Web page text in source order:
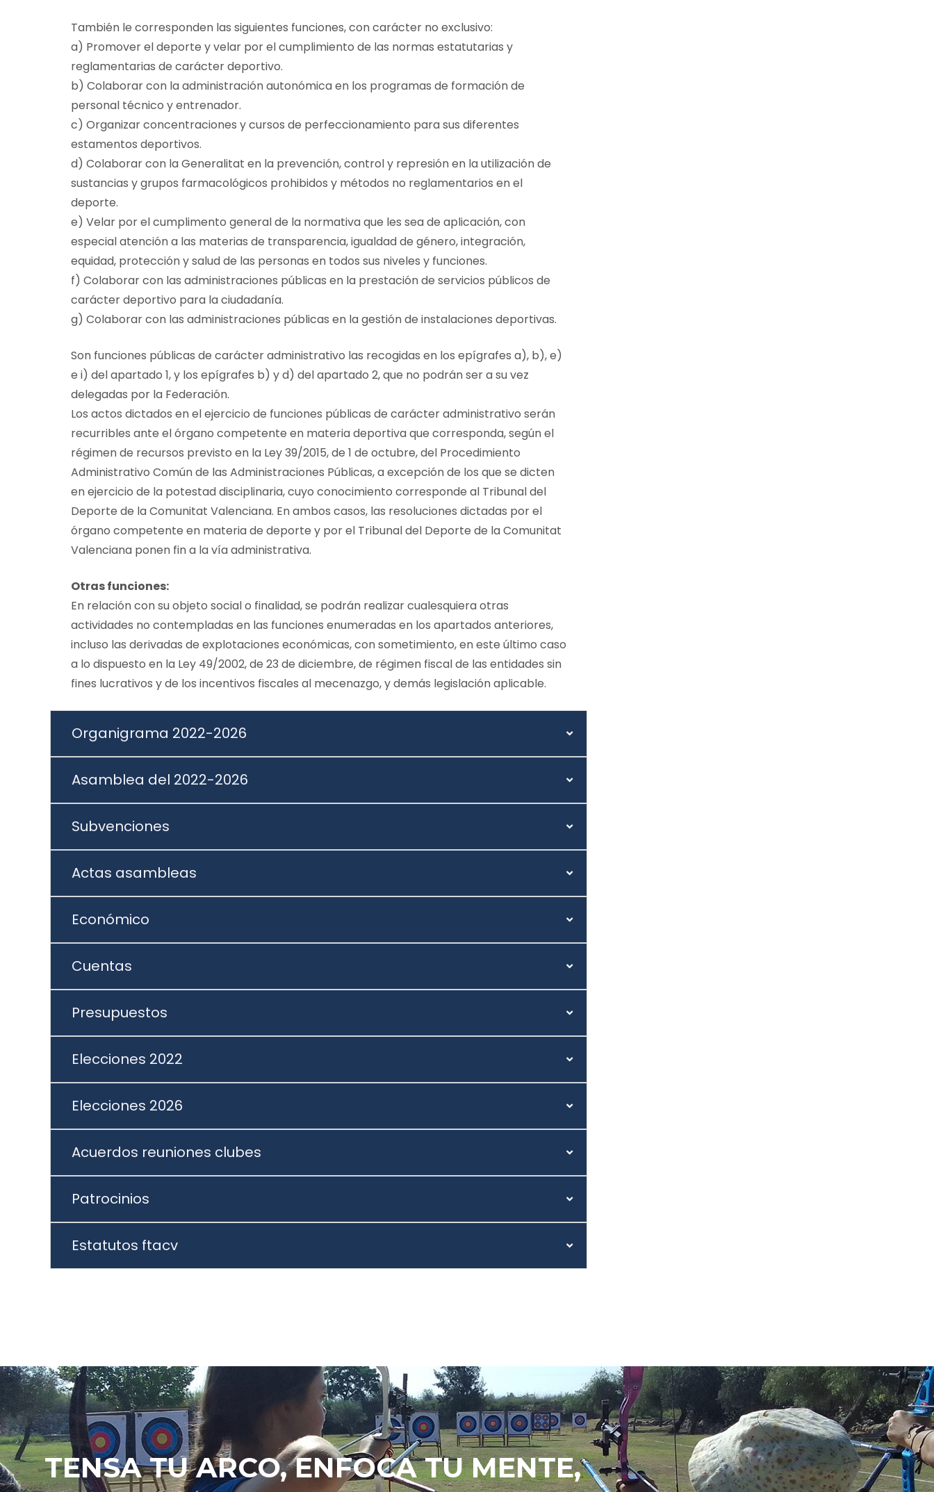
También le corresponden las siguientes funciones, con carácter no exclusivo:
a) Promover el deporte y velar por el cumplimiento de las normas estatutarias y
reglamentarias de carácter deportivo.
b) Colaborar con la administración autonómica en los programas de formación de
personal técnico y entrenador.
c) Organizar concentraciones y cursos de perfeccionamiento para sus diferentes
estamentos deportivos.
d) Colaborar con la Generalitat en la prevención, control y represión en la utilización de
sustancias y grupos farmacológicos prohibidos y métodos no reglamentarios en el
deporte.
e) Velar por el cumplimento general de la normativa que les sea de aplicación, con
especial atención a las materias de transparencia, igualdad de género, integración,
equidad, protección y salud de las personas en todos sus niveles y funciones.
f) Colaborar con las administraciones públicas en la prestación de servicios públicos de
carácter deportivo para la ciudadanía.
g) Colaborar con las administraciones públicas en la gestión de instalaciones deportivas.
Son funciones públicas de carácter administrativo las recogidas en los epígrafes a), b), e)
e i) del apartado 1, y los epígrafes b) y d) del apartado 2, que no podrán ser a su vez
delegadas por la Federación.
Los actos dictados en el ejercicio de funciones públicas de carácter administrativo serán
recurribles ante el órgano competente en materia deportiva que corresponda, según el
régimen de recursos previsto en la Ley 39/2015, de 1 de octubre, del Procedimiento
Administrativo Común de las Administraciones Públicas, a excepción de los que se dicten
en ejercicio de la potestad disciplinaria, cuyo conocimiento corresponde al Tribunal del
Deporte de la Comunitat Valenciana. En ambos casos, las resoluciones dictadas por el
órgano competente en materia de deporte y por el Tribunal del Deporte de la Comunitat
Valenciana ponen fin a la vía administrativa.
Otras funciones:
En relación con su objeto social o finalidad, se podrán realizar cualesquiera otras
actividades no contempladas en las funciones enumeradas en los apartados anteriores,
incluso las derivadas de explotaciones económicas, con sometimiento, en este último caso
a lo dispuesto en la Ley 49/2002, de 23 de diciembre, de régimen fiscal de las entidades sin
fines lucrativos y de los incentivos fiscales al mecenazgo, y demás legislación aplicable.
Organigrama 2022-2026
Asamblea del 2022-2026
Subvenciones
Actas asambleas
Económico
Cuentas
Presupuestos
Elecciones 2022
Elecciones 2026
Acuerdos reuniones clubes
Patrocinios
Estatutos ftacv
TENSA TU ARCO, ENFOCA TU MENTE,